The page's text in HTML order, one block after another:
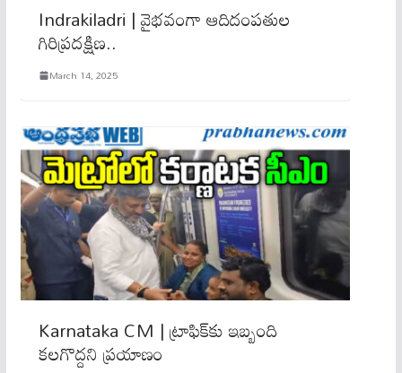
Indrakiladri | వైభవంగా ఆదిదంపతుల
గిరిప్రదక్షిణ..
March 14, 2025
Karnataka CM | ట్రాఫిక్‌కు ఇబ్బంది
కలగొద్దని ప్రయాణం